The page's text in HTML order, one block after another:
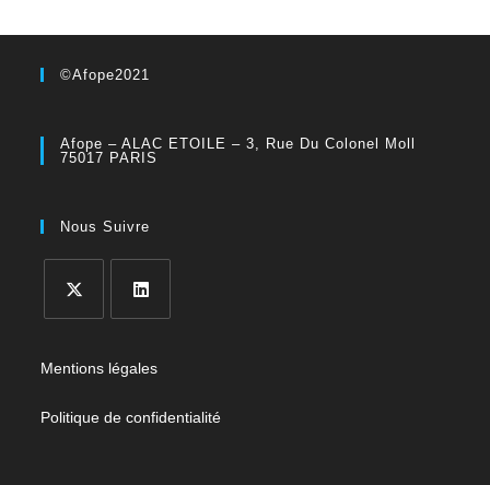
©Afope2021
Afope – ALAC ETOILE – 3, Rue Du Colonel Moll
75017 PARIS
Nous Suivre
Mentions légales
Politique de confidentialité